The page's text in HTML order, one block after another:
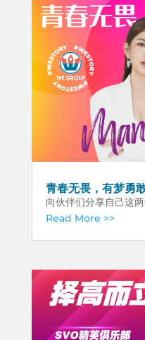
青春无畏，有梦勇
向伙伴们分享自己这
Read More >>